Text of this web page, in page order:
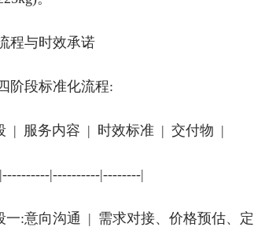
与时效承诺
段标准化流程:
务内容 | 时效标准 | 交付物 |
|----------|--------|
意向沟通 | 需求对接、价格预估、